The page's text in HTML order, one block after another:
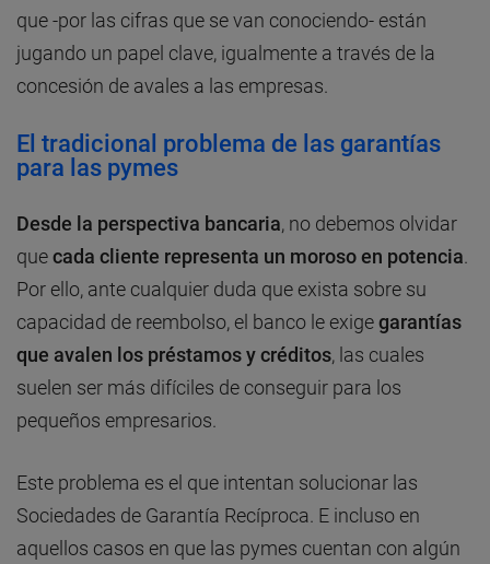
que -por las cifras que se van conociendo- están
jugando un papel clave, igualmente a través de la
concesión de avales a las empresas.
El tradicional problema de las garantías
para las pymes
Desde la perspectiva bancaria, no debemos olvidar
quecada cliente representa un moroso en potencia
Por ello, ante cualquier duda que exista sobre su
capacidad de reembolso, el banco le exigegarantías
que avalen los préstamos y créditos, las cuales
suelen ser más difíciles de conseguir para los
pequeños empresarios.
Este problema es el que intentan solucionar las
Sociedades de Garantía Recíproca. E incluso en
aquellos casos en que las pymes cuentan con algún